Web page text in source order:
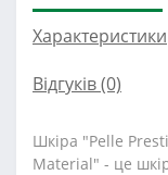
Характеристики
Відгуків (0)
Шкіра "Pelle
Material" - це